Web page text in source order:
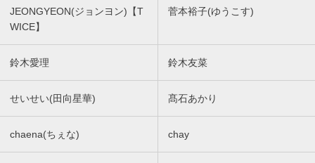
JEONGYEON(ジョンヨン)【T
WICE】
菅本裕子(ゆうこす)
鈴木愛理 鈴木友菜
せいせい(田向星華) 髙石あかり
chaena(ちぇな) chay